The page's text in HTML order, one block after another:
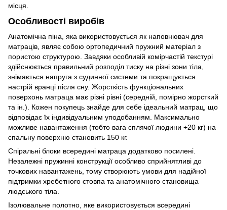
місця.
Особливості виробів
Анатомічна піна, яка використовується як наповнювач для
матраців, являє собою ортопедичний пружний матеріал з
пористою структурою. Завдяки особливій комірчастій текстурі
здійснюється правильний розподіл тиску на різні зони тіла,
знімається напруга з судинної системи та покращується
настрій вранці після сну. Жорсткість функціональних
поверхонь матраца має різні рівні (середній, помірно жорсткий
та ін.). Кожен покупець знайде для себе ідеальний матрац, що
відповідає їх індивідуальним уподобанням. Максимально
можливе навантаження (тобто вага сплячої людини +20 кг) на
спальну поверхню становить 150 кг.
Спіральні блоки всередині матраца додатково посилені.
Незалежні пружинні конструкції особливо сприйнятливі до
точкових навантажень, тому створюють умови для надійної
підтримки хребетного стовпа та анатомічного становища
людського тіла.
Ізолювальне полотно, яке використовується всередині